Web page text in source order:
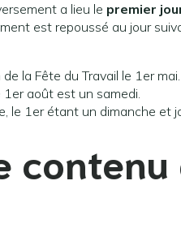
a lieu le premier
est repoussé au jour
la Fête du Travail le 1er mai.
1er août est un samedi.
le 1er étant un dimanche et